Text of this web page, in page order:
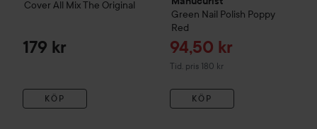
Cover All MixThe Original
179 kr
KÖP
Green Nail Polish Poppy
Red
Reapris
94,50 kr
Tid. pris 180 kr
Tidigare pris 180 kr
KÖP